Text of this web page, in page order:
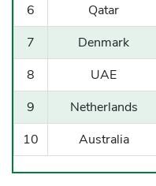
6
Qatar
7
Denmark
8
UAE
9
Netherlands
10
Australia